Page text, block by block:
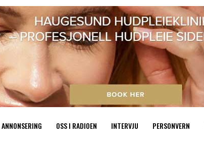
ANNONSERING OSS I RADIOEN INTERVJU PERSONVERN